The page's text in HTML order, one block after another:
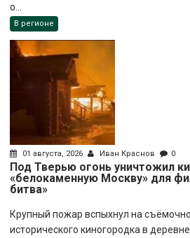
о...
В регионе
01 августа, 2026 Иван Краснов 0
Под Тверью огонь уничтожил
«белокаменную Москву» для
битва»
Крупный пожар вспыхнул на
исторического киногородка в